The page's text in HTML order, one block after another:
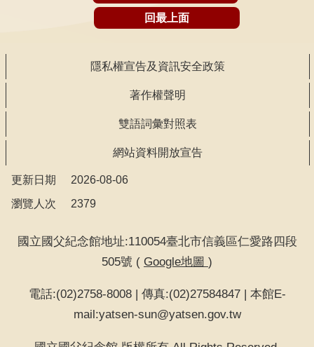
回最上面
隱私權宣告及資訊安全政策
著作權聲明
雙語詞彙對照表
網站資料開放宣告
更新日期
2026-08-06
瀏覽人次
2379
國立國父紀念館地址:110054臺北市信義區仁愛路四段
505號 ( Google地圖 )
電話:(02)2758-8008 | 傳真:(02)27584847 | 本館E-
mail:yatsen-sun@yatsen.gov.tw